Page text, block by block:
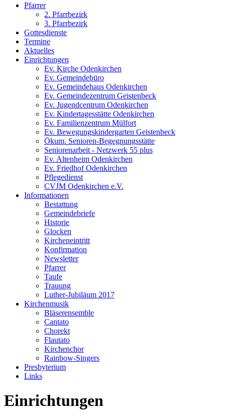
Pfarrer
2. Pfarrbezirk
3. Pfarrbezirk
Gottesdienste
Termine
Aktuelles
Einrichtungen
Ev. Kirche Odenkirchen
Ev. Gemeindebüro
Ev. Gemeindehaus Odenkirchen
Ev. Gemeindezentrum Geistenbeck
Ev. Jugendcentrum Odenkirchen
Ev. Kindertagesstätte Odenkirchen
Ev. Familienzentrum Mülfort
Ev. Bewegungskindergarten Geistenbeck
Ökum. Senioren-Begegnungsstätte
Seniorenarbeit - Netzwerk 55 plus
Ev. Altenheim Odenkirchen
Ev. Friedhof Odenkirchen
Pflegedienst
CVJM Odenkirchen e.V.
Informationen
Bestattung
Gemeindebriefe
Historie
Glocken
Kircheneintritt
Konfirmation
Newsletter
Pfarrer
Taufe
Trauung
Luther-Jubiläum 2017
Kirchenmusik
Bläserensemble
Cantato
Chorekt
Flautato
Kirchenchor
Rainbow-Singers
Presbyterium
Links
Einrichtungen